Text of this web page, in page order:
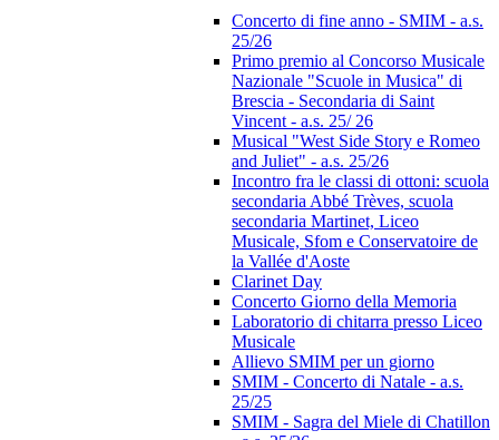
Concerto di fine anno - SMIM - a.s.
25/26
Primo premio al Concorso Musicale
Nazionale "Scuole in Musica" di
Brescia - Secondaria di Saint
Vincent - a.s. 25/ 26
Musical "West Side Story e Romeo
and Juliet" - a.s. 25/26
Incontro fra le classi di ottoni: scuola
secondaria Abbé Trèves, scuola
secondaria Martinet, Liceo
Musicale, Sfom e Conservatoire de
la Vallée d'Aoste
Clarinet Day
Concerto Giorno della Memoria
Laboratorio di chitarra presso Liceo
Musicale
Allievo SMIM per un giorno
SMIM - Concerto di Natale - a.s.
25/25
SMIM - Sagra del Miele di Chatillon